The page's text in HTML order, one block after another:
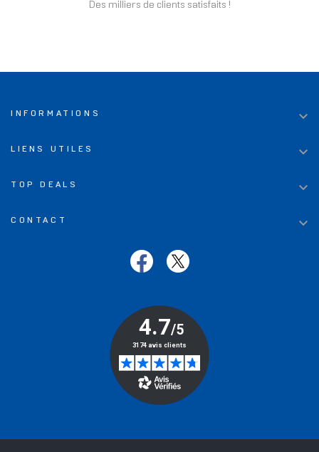
Des milliers de clients satisfaits !
INFORMATIONS 
LIENS UTILES 
TOP DEALS 
CONTACT 